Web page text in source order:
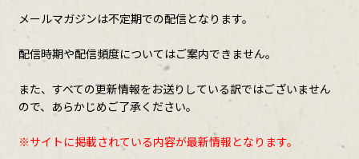
MOVIE
DIGITAL MAGAZINE
メールマガジンは不定期での配信となります。
配信時期や配信頻度についてはご案内できません。
また、すべての更新情報をお送りしている訳ではございません
ので、あらかじめご了承ください。
※サイトに掲載されている内容が最新情報となります。